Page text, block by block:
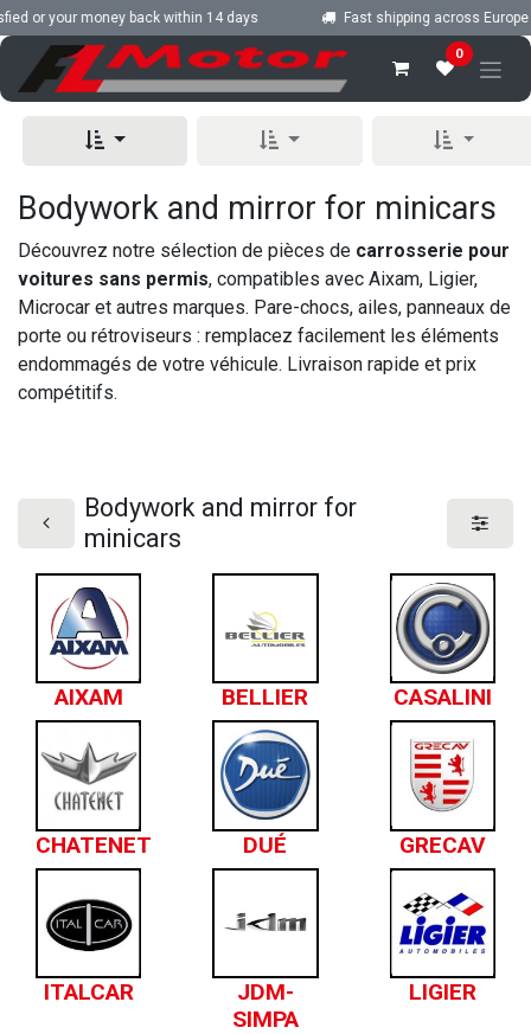
Skip to Content
or your money back within 14 days Fast shipping across Europe
0
Bodywork and mirror for minicars
Découvrez notre sélection de pièces de carrosserie pour
voitures sans permis, compatibles avec Aixam, Ligier,
Microcar et autres marques. Pare-chocs, ailes, panneaux de
porte ou rétroviseurs : remplacez facilement les éléments
endommagés de votre véhicule. Livraison rapide et prix
compétitifs.
Bodywork and mirror for
minicars
AIXAM BELLIER CASALINI
CHATENET DUÉ GRECAV
ITALCAR
JDM-
SIMPA
LIGIER